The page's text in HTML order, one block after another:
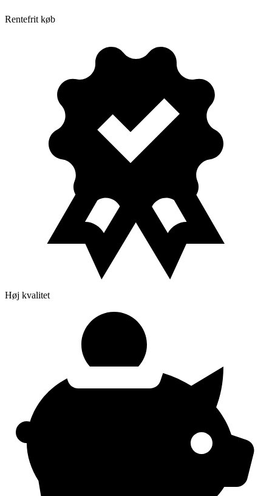
Rentefrit køb
Høj kvalitet